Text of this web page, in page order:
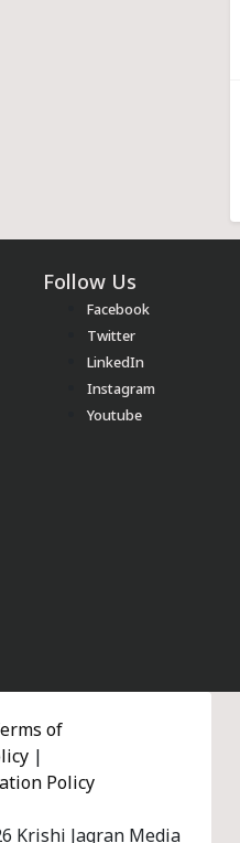
Follow Us
Facebook
Twitter
LinkedIn
Instagram
Youtube
of
Policy
Krishi Jagran Media